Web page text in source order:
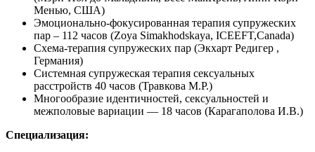
Менью, США)
Эмоционально-фокусированная терапия супружеских
пар – 112 часов (Zoya Simakhodskaya, IСЕEFT,Canada)
Схема-терапия супружеских пар (Экхарт Редигер ,
Германия)
Системная супружеская терапия сексуальных
расстройств 40 часов (Травкова М.Р.)
Многообразие идентичностей, сексуальностей и
межполовые вариации — 18 часов (Карагаполова И.В.)
Специализация: